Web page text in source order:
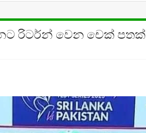
රිටර්න් වෙන චෙක් පතක්